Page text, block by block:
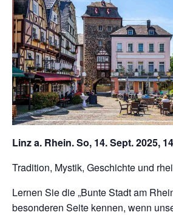
Linz a. Rhein. So, 14. Sept. 2025,
Tradition, Mystik, Geschichte und
Lernen Sie die „Bunte Stadt am
besonderen Seite kennen, wenn